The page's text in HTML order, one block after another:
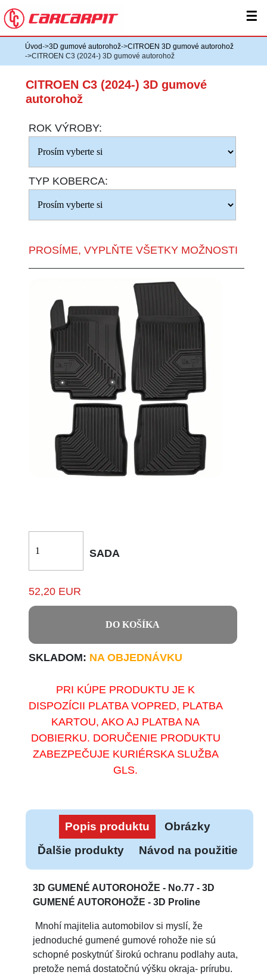
☰
Úvod->3D gumové autorohož->CITROEN 3D gumové autorohož
->CITROEN C3 (2024-) 3D gumové autorohož
CITROEN C3 (2024-) 3D gumové
autorohož
ROK VÝROBY:
TYP KOBERCA:
PROSÍME, VYPLŇTE VŠETKY MOŽNOSTI
SADA
52,20 EUR
DO KOŠÍKA
SKLADOM: NA OBJEDNÁVKU
PRI KÚPE PRODUKTU JE K
DISPOZÍCII PLATBA VOPRED, PLATBA
KARTOU, AKO AJ PLATBA NA
DOBIERKU. DORUČENIE PRODUKTU
ZABEZPEČUJE KURIÉRSKA SLUŽBA
GLS.
Popis produktu
Obrázky
Ďalšie produkty
Návod na použitie
3D GUMENÉ AUTOROHOŽE - No.77 - 3D
GUMENÉ AUTOROHOŽE - 3D Proline
Mnohí majitelia automobilov si myslí, že
jednoduché gumené gumové rohože nie sú
schopné poskytnúť širokú ochranu podlahy auta,
pretože nemá dostatočnú výšku okraja- prírubu.